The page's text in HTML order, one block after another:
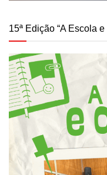
15ª Edição “A Escola e